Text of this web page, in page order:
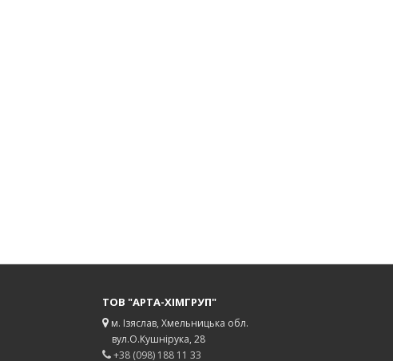
ТОВ "АРТА-ХІМГРУП"
м. Ізяслав, Хмельницька обл.
вул.О.Кушнірука, 28
+38 (098) 188 11 33